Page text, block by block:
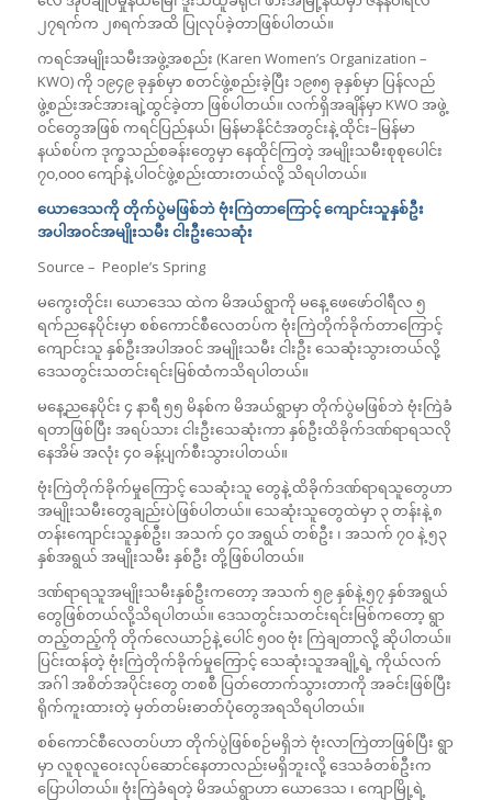
၂၇ရက်က ၂၈ရက်အထိ ပြုလုပ်ခဲ့တာဖြစ်ပါတယ်။
ကရင်အမျိုးသမီးအဖွဲ့အစည်း (Karen Women’s Organization –
KWO) ကို ၁၉၄၉ ခုနှစ်မှာ စတင်ဖွဲ့စည်းခဲ့ပြီး ၁၉၈၅ ခုနှစ်မှာ ပြန်လည်
ဖွဲ့စည်းအင်အားချဲ့ထွင်ခဲ့တာ ဖြစ်ပါတယ်။ လက်ရှိအချိန်မှာ KWO အဖွဲ့
ဝင်တွေအဖြစ် ကရင်ပြည်နယ်၊ မြန်မာနိုင်ငံအတွင်းနဲ့ ထိုင်း–မြန်မာ
နယ်စပ်က ဒုက္ခသည်စခန်းတွေမှာ နေထိုင်ကြတဲ့ အမျိုးသမီးစုစုပေါင်း
၇၀,၀၀၀ ကျော်နဲ့ ပါဝင်ဖွဲ့စည်းထားတယ်လို့ သိရပါတယ်။
ယောဒေသကို တိုက်ပွဲမဖြစ်ဘဲ ဗုံးကြဲတာကြောင့် ကျောင်းသူနှစ်ဦး
အပါအဝင်အမျိုးသမီး ငါးဦးသေဆုံး
Source – People’s Spring
မကွေးတိုင်း၊ ယောဒေသ ထဲက မိအယ်ရွာကို မနေ့ ဖေဖော်ဝါရီလ ၅
ရက်ညနေပိုင်းမှာ စစ်ကောင်စီလေတပ်က ဗုံးကြဲတိုက်ခိုက်တာကြောင့်
ကျောင်းသူ နှစ်ဦးအပါအဝင် အမျိုးသမီး ငါးဦး သေဆုံးသွားတယ်လို့
ဒေသတွင်းသတင်းရင်းမြစ်ထံကသိရပါတယ်။
မနေ့ညနေပိုင်း ၄ နာရီ ၅၅ မိနစ်က မိအယ်ရွာမှာ တိုက်ပွဲမဖြစ်ဘဲ ဗုံးကြဲခံ
ရတာဖြစ်ပြီး အရပ်သား ငါးဦးသေဆုံးကာ နှစ်ဦးထိခိုက်ဒဏ်ရာရသလို
နေအိမ် အလုံး ၄၀ ခန့်ပျက်စီးသွားပါတယ်။
ဗုံးကြဲတိုက်ခိုက်မှုကြောင့် သေဆုံးသူ တွေနဲ့ ထိခိုက်ဒဏ်ရာရသူတွေဟာ
အမျိုးသမီးတွေချည်းပဲဖြစ်ပါတယ်။ သေဆုံးသူတွေထဲမှာ ၃ တန်းနဲ့ ၈
တန်းကျောင်းသူနှစ်ဦး၊ အသက် ၄၀ အရွယ် တစ်ဦး ၊ အသက် ၇၀ နဲ့ ၅၃
နှစ်အရွယ် အမျိုးသမီး နှစ်ဦး တို့ဖြစ်ပါတယ်။
ဒဏ်ရာရသူအမျိုးသမီးနှစ်ဦးကတော့ အသက် ၅၉ နှစ်နဲ့ ၅၇ နှစ်အရွယ်
တွေဖြစ်တယ်လို့သိရပါတယ်။ ဒေသတွင်းသတင်းရင်းမြစ်ကတော့ ရွာ
တည့်တည့်ကို တိုက်လေယာဉ်နဲ့ ပေါင် ၅၀၀ ဗုံး ကြဲချတာလို့ ဆိုပါတယ်။
ပြင်းထန်တဲ့ ဗုံးကြဲတိုက်ခိုက်မှုကြောင့် သေဆုံးသူအချို့ရဲ့ ကိုယ်လက်
အဂ်ါ အစိတ်အပိုင်းတွေ တစစီ ပြတ်တောက်သွားတာကို အခင်းဖြစ်ပြီး
ရိုက်ကူးထားတဲ့ မှတ်တမ်းဓာတ်ပုံတွေအရသိရပါတယ်။
စစ်ကောင်စီလေတပ်ဟာ တိုက်ပွဲဖြစ်စဉ်မရှိဘဲ ဗုံးလာကြဲတာဖြစ်ပြီး ရွာ
မှာ လူစုလူဝေးလုပ်ဆောင်နေတာလည်းမရှိဘူးလို့ ဒေသခံတစ်ဦးက
ပြောပါတယ်။ ဗုံးကြဲခံရတဲ့ မိအယ်ရွာဟာ ယောဒေသ ၊ ကျောမြို့ရဲ့